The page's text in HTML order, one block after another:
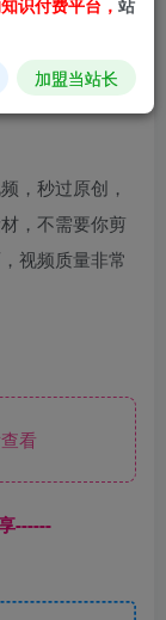
，秒过原创，
，不需要你剪
视频质量非常
看
------
加盟当站长